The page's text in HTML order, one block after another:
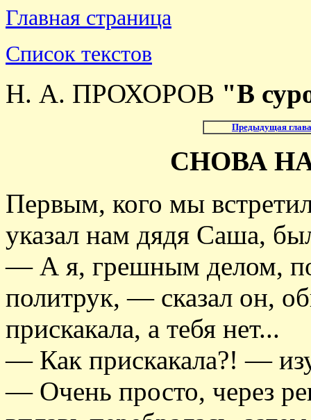
Главная страница
Список текстов
Н. А. ПРОХОРОВ "В
Предыдущая глава
СНОВА
Первым, кого мы
указал нам дядя Саша,
— А я, грешным делом,
политрук, — сказал он,
прискакала, а тебя нет...
— Как прискакала?! —
— Очень просто, через